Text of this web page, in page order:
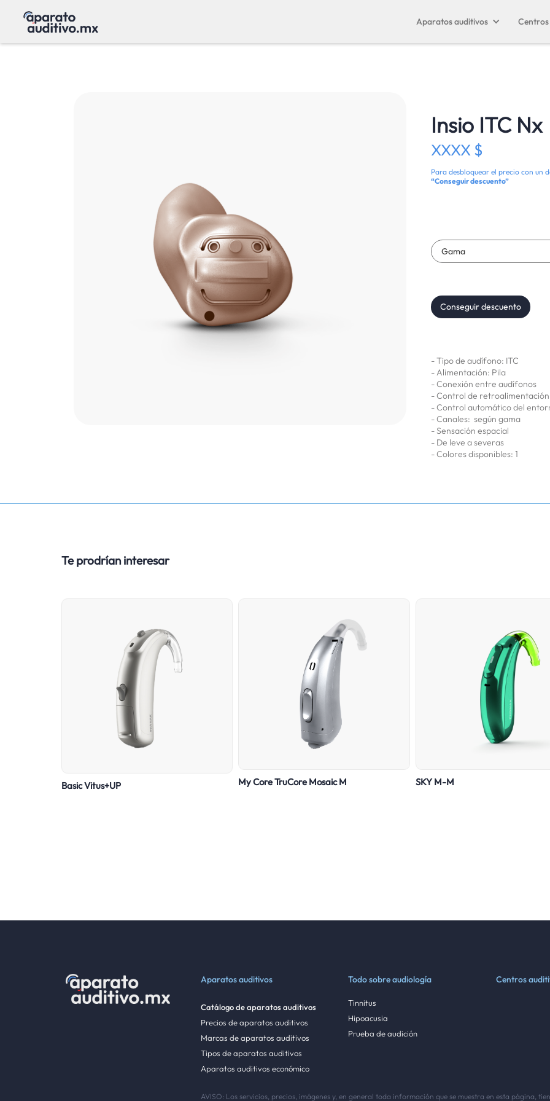
Aparatos auditivos
Insio ITC Nx
XXXX $
Para desbloquear el precio con un
“Conseguir descuento”
Conseguir descuento
- Tipo de audífono: ITC
- Alimentación: Pila
- Conexión entre audífonos
- Control de retroalimentación
- Control automático del
- Canales: según gama
- Sensación espacial
- De leve a severas
- Colores disponibles: 1
Te prodrían interesar
Basic Vitus+UP My Core TruCore Mosaic M SKY M-M
Aparatos auditivos
Catálogo de aparatos auditivos
Precios de aparatos auditivos
Marcas de aparatos auditivos
Tipos de aparatos auditivos
Aparatos auditivos económico
Todo sobre audiología
Tinnitus
Hipoacusia
Prueba de audición
Centros
AVISO: Los servicios, precios, imágenes y, en general toda información que se muestra en esta página,